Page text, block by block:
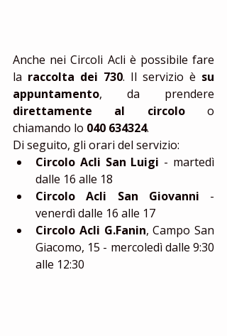
Anche nei Circoli Acli è possibile fare
la raccolta dei 730. Il servizio è su
appuntamento
direttamente al circolo o
chiamando lo 040 634324.
Di seguito, gli orari del servizio:
Circolo Acli San Luigi - martedì
dalle 16 alle 18
Circolo Acli San Giovanni -
venerdì dalle 16 alle 17
Circolo Acli G.Fanin, Campo San
Giacomo, 15 - mercoledì dalle 9:30
alle 12:30